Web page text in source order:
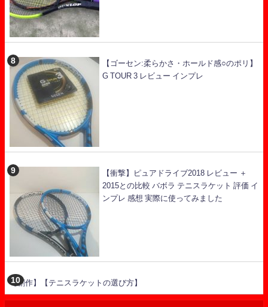
【ゴーセン:柔らかさ・ホールド感○のポリ】
G TOUR 3 レビュー インプレ
【衝撃】ピュアドライブ2018 レビュー ＋
2015との比較 バボラ テニスラケット 評価 イ
ンプレ 感想 実際に使ってみました
【創作】【テニスラケットの選び方】